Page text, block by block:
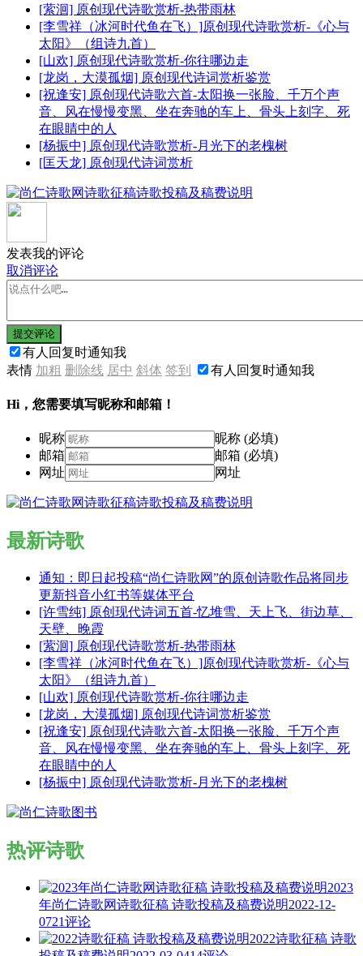
[萦洄] 原创现代诗歌赏析-热带雨林
[李雪祥（冰河时代鱼在飞）]原创现代诗歌赏析-《心与
太阳》（组诗九首）
[山欢] 原创现代诗歌赏析-你往哪边走
[龙岗，大漠孤烟] 原创现代诗词赏析鉴赏
[祝逢安] 原创现代诗歌六首-太阳换一张脸、千万个声
音、风在慢慢变黑、坐在奔驰的车上、骨头上刻字、死
在眼睛中的人
[杨振中] 原创现代诗歌赏析-月光下的老槐树
[匡天龙] 原创现代诗词赏析
发表我的评论
取消评论
提交评论
有人回复时通知我
表情 加粗 删除线 居中 斜体 签到 有人回复时通知我
Hi，您需要填写昵称和邮箱！
昵称
昵称 (必填)
邮箱
邮箱 (必填)
网址
网址
最新诗歌
通知：即日起投稿“尚仁诗歌网”的原创诗歌作品将同步
更新抖音小红书等媒体平台
[许雪纯] 原创现代诗词五首-忆堆雪、天上飞、街边草、
天壁、晚霞
[萦洄] 原创现代诗歌赏析-热带雨林
[李雪祥（冰河时代鱼在飞）]原创现代诗歌赏析-《心与
太阳》（组诗九首）
[山欢] 原创现代诗歌赏析-你往哪边走
[龙岗，大漠孤烟] 原创现代诗词赏析鉴赏
[祝逢安] 原创现代诗歌六首-太阳换一张脸、千万个声
音、风在慢慢变黑、坐在奔驰的车上、骨头上刻字、死
在眼睛中的人
[杨振中] 原创现代诗歌赏析-月光下的老槐树
热评诗歌
2023
年尚仁诗歌网诗歌征稿 诗歌投稿及稿费说明2022-12-
0721评论
2022诗歌征稿 诗歌